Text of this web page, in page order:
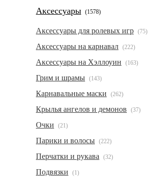
Аксессуары (1578)
Аксессуары для ролевых игр (75)
Аксессуары на карнавал (222)
Аксессуары на Хэллоуин (163)
Грим и шрамы (143)
Карнавальные маски (262)
Крылья ангелов и демонов (37)
Очки (21)
Парики и волосы (222)
Перчатки и рукава (32)
Подвязки (1)